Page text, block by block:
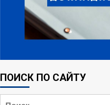
ПОИСК ПО САЙТУ